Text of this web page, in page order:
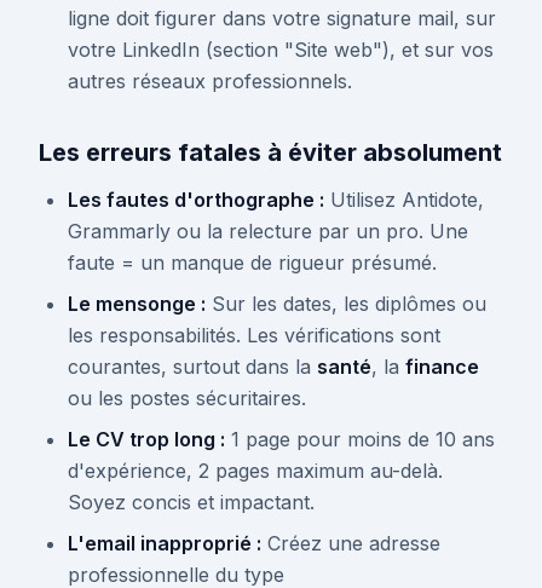
ligne doit figurer dans votre signature mail, sur
votre LinkedIn (section "Site web"), et sur vos
autres réseaux professionnels.
Les erreurs fatales à éviter absolument
Les fautes d'orthographe : Utilisez Antidote,
Grammarly ou la relecture par un pro. Une
faute = un manque de rigueur présumé.
Le mensonge : Sur les dates, les diplômes ou
les responsabilités. Les vérifications sont
courantes, surtout dans la santé, la finance
ou les postes sécuritaires.
Le CV trop long : 1 page pour moins de 10 ans
d'expérience, 2 pages maximum au-delà.
Soyez concis et impactant.
L'email inapproprié : Créez une adresse
professionnelle du type